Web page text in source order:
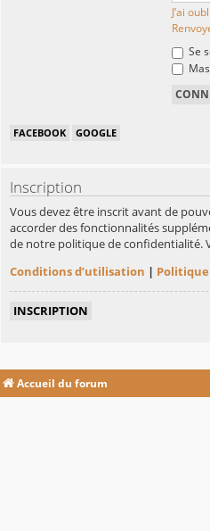
J’ai
Se
FACEBOOK GOOGLE
Inscription
Vous devez être inscrit avant de
accorder des fonctionnalités
de notre politique de confidentialité.
Conditions d’utilisation |
INSCRIPTION
Accueil du forum